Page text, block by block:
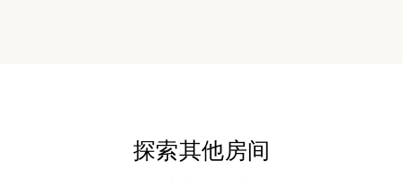
探索其他房间